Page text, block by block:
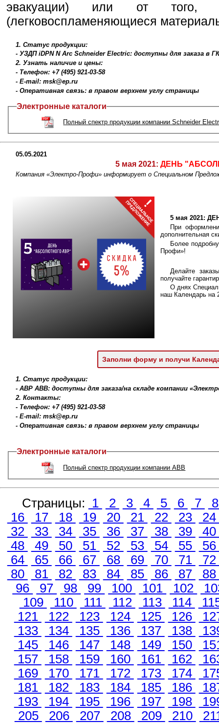
эвакуации) или от
(легковоспламеняющиеся
1. Статус продукции:
- УЗДП iDPN N Arc Schneider Electric: доступны для заказа в
2. Узнать наличие и цены:
- Телефон: +7 (495) 921-03-58
- E-mail: msk@ep.ru
- Оперативная связь: в правом верхнем углу страницы
Электронные каталоги
Полный спектр продукции компании Schneider
05.05.2021
5 мая 2021: ДЕНЬ
Компания «Электро-Профи» информирует о Специальном
5 мая 2021:
При
дополнительная
Более
Профи»!
Делайте
получайте
О днях
наш Календарь на
Заполни форму и получи
1. Статус продукции:
- АВР ABB: доступны для заказа/на складе компании
2. Контакты:
- Телефон: +7 (495) 921-03-58
- E-mail: msk@ep.ru
- Оперативная связь: в правом верхнем углу страницы
Электронные каталоги
Полный спектр продукции компании ABB
Страницы: 1 2 3 4 5 6 7
16
17 18 19 20 21 22 23
24
32
33 34 35 36 37 38 39
40
48
49 50 51 52 53 54 55
56
64
65 66 67 68 69 70 71
72
80
81 82 83 84 85 86 87
88
96
97 98 99 100 101 102
109
110 111 112 113 114
121
122 123 124 125 126
133
134 135 136 137 138
145
146 147 148 149 150
157
158 159 160 161 162
169
170 171 172 173 174
181
182 183 184 185 186
193
194 195 196 197 198
205
206 207 208 209 210